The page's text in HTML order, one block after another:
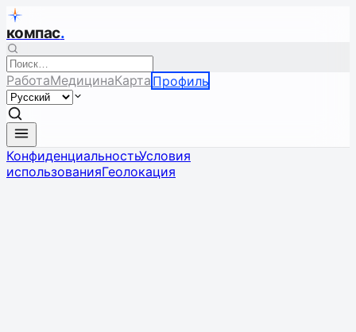
компас.
РаботаМедицинаКарта Профиль
КонфиденциальностьУсловия
использованияГеолокация